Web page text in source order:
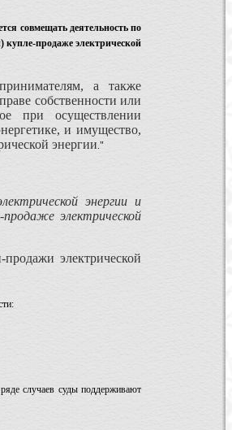
совмещать деятельность по
купле-продаже электрической
а также
собственности или
при осуществлении
и имущество,
энергии."
энергии и
электрической
электрической
случаев суды поддерживают